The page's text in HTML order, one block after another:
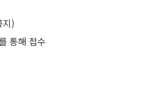
지)
통해 접수